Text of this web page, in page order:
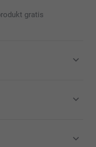
gratis
inklusive moms och